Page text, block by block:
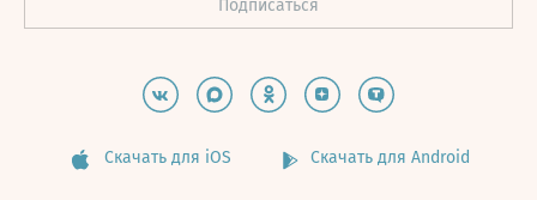
Скачать для iOS Скачать для Android